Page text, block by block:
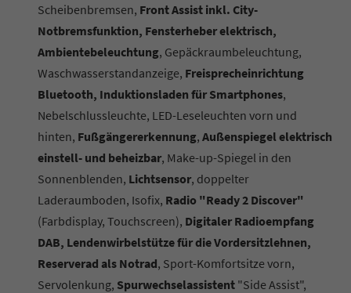
Scheibenbremsen, Front Assist inkl. City-
Notbremsfunktion, Fensterheber elektrisch,
Ambientebeleuchtung, Gepäckraumbeleuchtung,
Waschwasserstandanzeige, Freisprecheinrichtung
Bluetooth, Induktionsladen für Smartphones,
Nebelschlussleuchte, LED-Leseleuchten vorn und
hinten, Fußgängererkennung, Außenspiegel elektrisch
einstell- und beheizbar, Make-up-Spiegel in den
Sonnenblenden, Lichtsensor, doppelter
Laderaumboden, Isofix, Radio "Ready 2 Discover"
(Farbdisplay, Touchscreen), Digitaler Radioempfang
DAB, Lendenwirbelstütze für die Vordersitzlehnen,
Reserverad als Notrad, Sport-Komfortsitze vorn,
Servolenkung, Spurwechselassistent "Side Assist",